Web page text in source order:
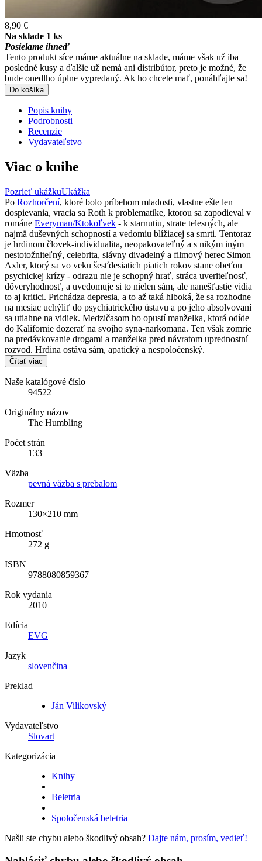
8,90 €
Na sklade 1 ks
Posielame ihneď
Tento produkt síce máme aktuálne na sklade, máme však už iba
posledné kusy a ďalšie už nemá ani distribútor, preto je možné, že
bude onedlho úplne vypredaný. Ak ho chcete mať, ponáhľajte sa!
Do košíka
Popis knihy
Podrobnosti
Recenzie
Vydavateľstvo
Viac o knihe
Pozrieť ukážkuUkážka
Po Rozhorčení, ktoré bolo príbehom mladosti, vlastne ešte len
dospievania, vracia sa Roth k problematike, ktorou sa zapodieval v
románe Everyman/Ktokoľvek - k starnutiu, strate telesných, ale
najmä duševných schopností a vedomiu blížiacej sa smrti. Tentoraz
je hrdinom človek-individualita, neopakovateľný a s nikým iným
nestotožniteľný, celebrita, slávny divadelný a filmový herec Simon
Axler, ktorý sa vo veku šesťdesiatich piatich rokov stane obeťou
psychickej krízy - odrazu nie je schopný hrať, stráca uveriteľnosť,
dôveryhodnosť, a uvedomuje si to nielen sám, ale nanešťastie vidia
to aj kritici. Prichádza depresia, a to až taká hlboká, že sa rozhodne
na mesiac uchýliť do psychiatrického ústavu a po jeho absolvovaní
sa utiahne na vidiek. Medzičasom ho opustí manželka, ktorá odíde
do Kalifornie dozerať na svojho syna-narkomana. Ten však zomrie
na predávkovanie drogami a manželka pred návratom uprednostní
rozvod. Hrdina ostáva sám, apatický a nespoločenský.
Čítať viac
Naše katalógové číslo
94522
Originálny názov
The Humbling
Počet strán
133
Väzba
pevná väzba s prebalom
Rozmer
130×210 mm
Hmotnosť
272 g
ISBN
9788080859367
Rok vydania
2010
Edícia
EVG
Jazyk
slovenčina
Preklad
Ján Vilikovský
Vydavateľstvo
Slovart
Kategorizácia
Knihy
Beletria
Spoločenská beletria
Našli ste chybu alebo škodlivý obsah? Dajte nám, prosím, vedieť!